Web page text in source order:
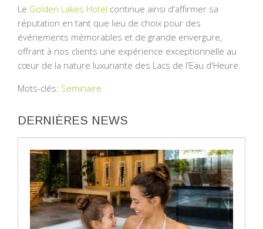
Le Golden Lakes Hotel continue ainsi d'affirmer sa
réputation en tant que lieu de choix pour des
événements mémorables et de grande envergure,
offrant à nos clients une expérience exceptionnelle au
cœur de la nature luxuriante des Lacs de l'Eau d'Heure.
Mots-clés: Seminaire
DERNIÈRES NEWS